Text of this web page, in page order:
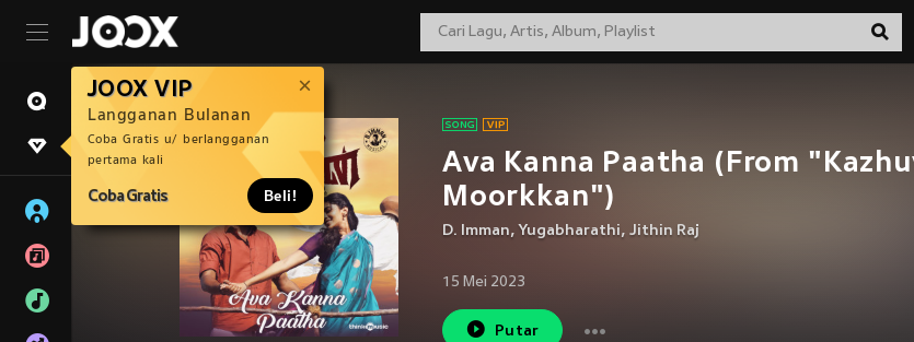
JOOX VIP
Langganan Bulanan
Coba Gratis u/ berlangganan
pertama kali
Coba Gratis Beli!
Ava Kanna Paatha (From
Moorkkan")
D. Imman, Yugabharathi, Jithin Raj
15 Mei 2023
Putar